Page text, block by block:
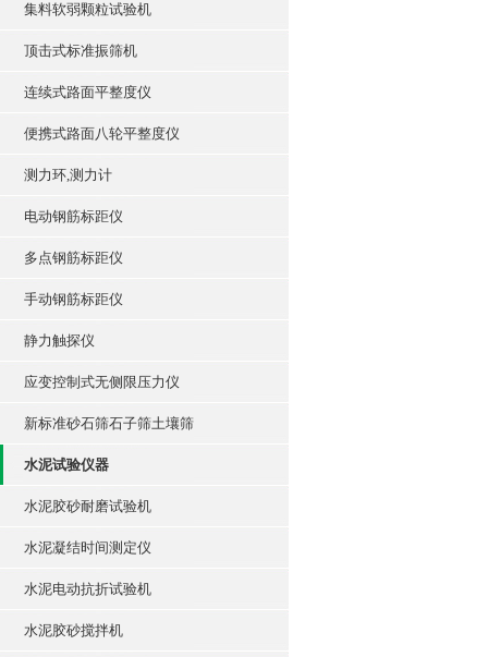
集料软弱颗粒试验机
顶击式标准振筛机
连续式路面平整度仪
便携式路面八轮平整度仪
测力环,测力计
电动钢筋标距仪
多点钢筋标距仪
手动钢筋标距仪
静力触探仪
应变控制式无侧限压力仪
新标准砂石筛石子筛土壤筛
水泥试验仪器
水泥胶砂耐磨试验机
水泥凝结时间测定仪
水泥电动抗折试验机
水泥胶砂搅拌机